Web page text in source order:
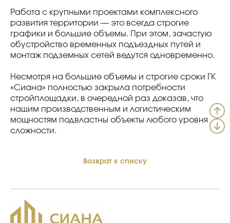
Работа с крупными проектами комплексного
развития территории — это всегда строгие
графики и большие объемы. При этом, зачастую
обустройство временных подъездных путей и
монтаж подземных сетей ведутся одновременно.
Несмотря на большие объемы и строгие сроки ГК
«Сиана» полностью закрыла потребности
стройплощадки, в очередной раз доказав, что
нашим производственным и логистическим
мощностям подвластны объекты любого уровня
сложности.
Возврат к списку